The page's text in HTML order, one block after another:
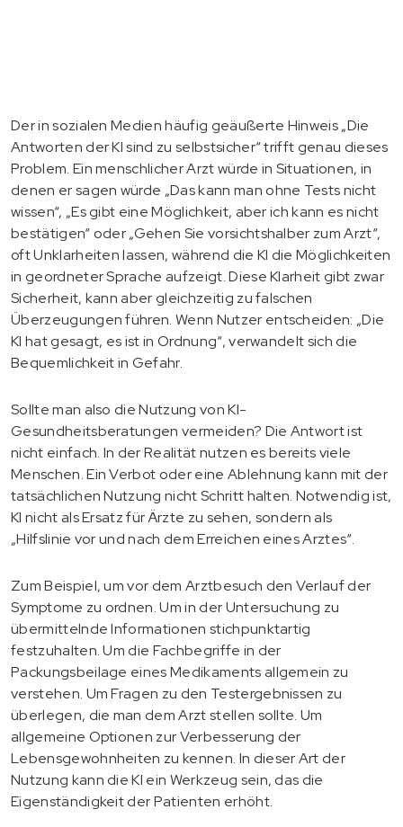
Der in sozialen Medien häufig geäußerte Hinweis „Die
Antworten der KI sind zu selbstsicher“ trifft genau dieses
Problem. Ein menschlicher Arzt würde in Situationen, in
denen er sagen würde „Das kann man ohne Tests nicht
wissen“, „Es gibt eine Möglichkeit, aber ich kann es nicht
bestätigen“ oder „Gehen Sie vorsichtshalber zum Arzt“,
oft Unklarheiten lassen, während die KI die Möglichkeiten
in geordneter Sprache aufzeigt. Diese Klarheit gibt zwar
Sicherheit, kann aber gleichzeitig zu falschen
Überzeugungen führen. Wenn Nutzer entscheiden: „Die
KI hat gesagt, es ist in Ordnung“, verwandelt sich die
Bequemlichkeit in Gefahr.
Sollte man also die Nutzung von KI-
Gesundheitsberatungen vermeiden? Die Antwort ist
nicht einfach. In der Realität nutzen es bereits viele
Menschen. Ein Verbot oder eine Ablehnung kann mit der
tatsächlichen Nutzung nicht Schritt halten. Notwendig ist,
KI nicht als Ersatz für Ärzte zu sehen, sondern als
„Hilfslinie vor und nach dem Erreichen eines Arztes“.
Zum Beispiel, um vor dem Arztbesuch den Verlauf der
Symptome zu ordnen. Um in der Untersuchung zu
übermittelnde Informationen stichpunktartig
festzuhalten. Um die Fachbegriffe in der
Packungsbeilage eines Medikaments allgemein zu
verstehen. Um Fragen zu den Testergebnissen zu
überlegen, die man dem Arzt stellen sollte. Um
allgemeine Optionen zur Verbesserung der
Lebensgewohnheiten zu kennen. In dieser Art der
Nutzung kann die KI ein Werkzeug sein, das die
Eigenständigkeit der Patienten erhöht.